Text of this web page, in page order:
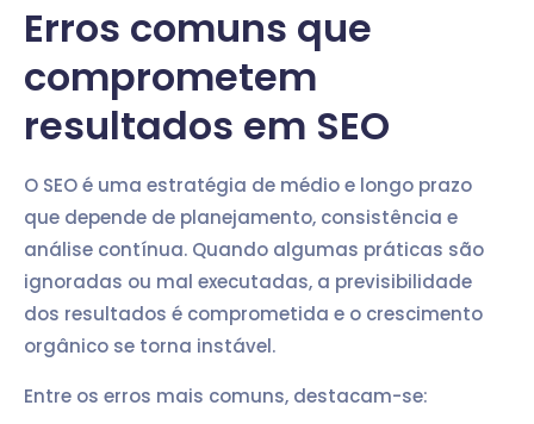
Erros comuns que
comprometem
resultados em SEO
O SEO é uma estratégia de médio e longo prazo
que depende de planejamento, consistência e
análise contínua. Quando algumas práticas são
ignoradas ou mal executadas, a previsibilidade
dos resultados é comprometida e o crescimento
orgânico se torna instável.
Entre os erros mais comuns, destacam-se: